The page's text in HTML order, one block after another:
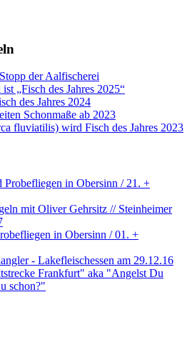
der Aalfischerei
„Fisch des Jahres 2025“
des Jahres 2024
Schonmaße ab 2023
fluviatilis) wird Fisch des Jahres 2023
Probefliegen in Obersinn / 21. +
mit Oliver Gehrsitz // Steinheimer
in Obersinn / 01. +
- Lakefleischessen am 29.12.16
Frankfurt" aka "Angelst Du
schon?"